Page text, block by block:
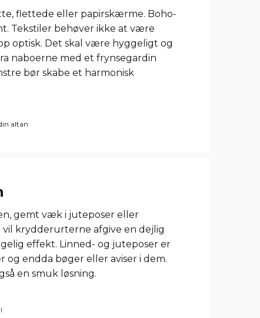
flettede eller papirskærme. Boho-
Tekstiler behøver ikke at være
optisk. Det skal være hyggeligt og
naboerne med et frynsegardin
bør skabe et harmonisk
altan
gemt væk i juteposer eller
krydderurterne afgive en dejlig
effekt. Linned- og juteposer er
endda bøger eller aviser i dem.
en smuk løsning.